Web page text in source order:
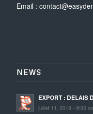
Email :
NEWS
EXPORT : DELAIS
juillet 11, 2018 - 9:00